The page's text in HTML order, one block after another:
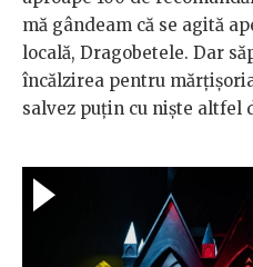
mă gândeam că se agită
locală, Dragobetele. Dar
încălzirea pentru
salvez puțin cu niște altfel